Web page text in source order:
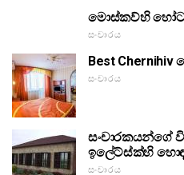
මොස්කව්හි
සංචාරය
Best
සංචාරය
සංචාරකයන්ගේ
ඉලේට්ස්ක්හි
සංචාරය